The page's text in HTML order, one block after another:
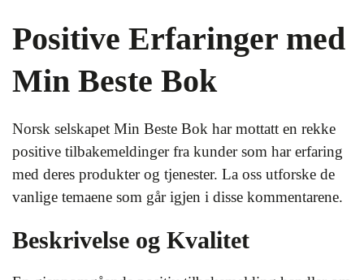
Positive Erfaringer med
Min Beste Bok
Norsk selskapet Min Beste Bok har mottatt en rekke
positive tilbakemeldinger fra kunder som har erfaring
med deres produkter og tjenester. La oss utforske de
vanlige temaene som går igjen i disse kommentarene.
Beskrivelse og Kvalitet